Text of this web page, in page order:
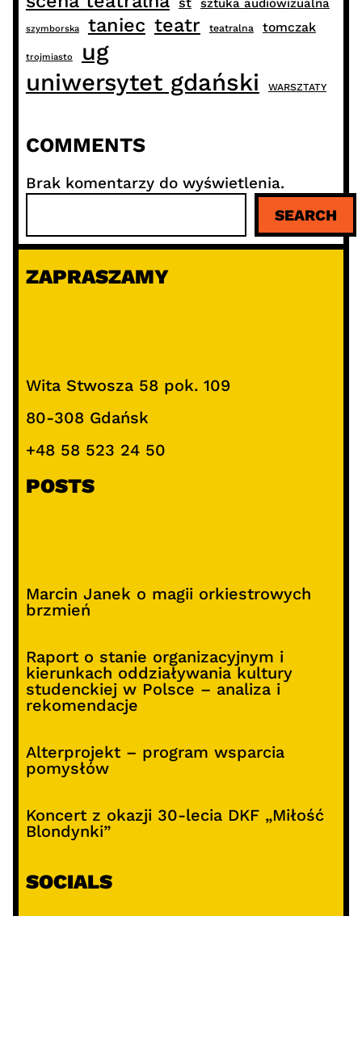
sztuka audiowizualna
szymborska taniec teatr teatralna tomczak
trojmiasto
ug
uniwersytet gdański
WARSZTATY
COMMENTS
Brak komentarzy do wyświetlenia.
u
a
SEARCH
ZAPRASZAMY
Wita Stwosza 58 pok. 109
80-308 Gdańsk
+48 58 523 24 50
POSTS
Marcin Janek o magii orkiestrowych
brzmień
Raport o stanie organizacyjnym i
kierunkach oddziaływania kultury
studenckiej w Polsce – analiza i
rekomendacje
Alterprojekt – program wsparcia
pomysłów
Koncert z okazji 30-lecia DKF „Miłość
Blondynki”
SOCIALS